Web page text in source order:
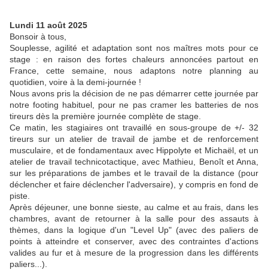
Lundi 11 août 2025
Bonsoir à tous,
Souplesse, agilité et adaptation sont nos maîtres mots pour ce
stage : en raison des fortes chaleurs annoncées partout en
France, cette semaine, nous adaptons notre planning au
quotidien, voire à la demi-journée !
Nous avons pris la décision de ne pas démarrer cette journée par
notre footing habituel, pour ne pas cramer les batteries de nos
tireurs dès la première journée complète de stage.
Ce matin, les stagiaires ont travaillé en sous-groupe de +/- 32
tireurs sur un atelier de travail de jambe et de renforcement
musculaire, et de fondamentaux avec Hippolyte et Michaël, et un
atelier de travail technicotactique, avec Mathieu, Benoît et Anna,
sur les préparations de jambes et le travail de la distance (pour
déclencher et faire déclencher l'adversaire), y compris en fond de
piste.
Après déjeuner, une bonne sieste, au calme et au frais, dans les
chambres, avant de retourner à la salle pour des assauts à
thèmes, dans la logique d'un "Level Up" (avec des paliers de
points à atteindre et conserver, avec des contraintes d'actions
valides au fur et à mesure de la progression dans les différents
paliers...).